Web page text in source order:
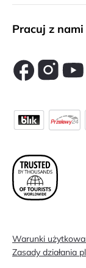
Pracuj z nami
Warunki
Zasady działania